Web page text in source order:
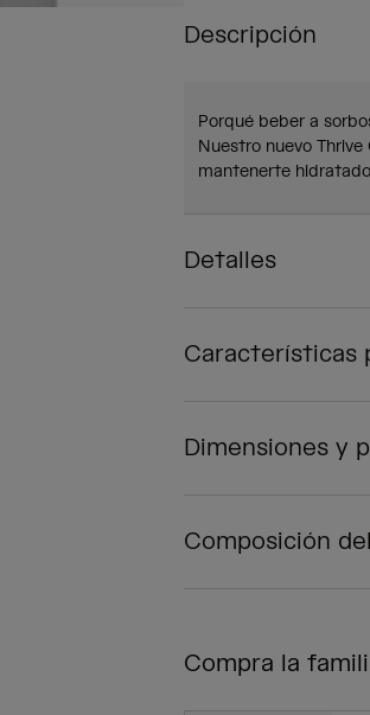
Descripción
Porqué beber a
Nuestro nuevo
mantenerte
Detalles
Características
Dimensiones y
Composición
Compra la